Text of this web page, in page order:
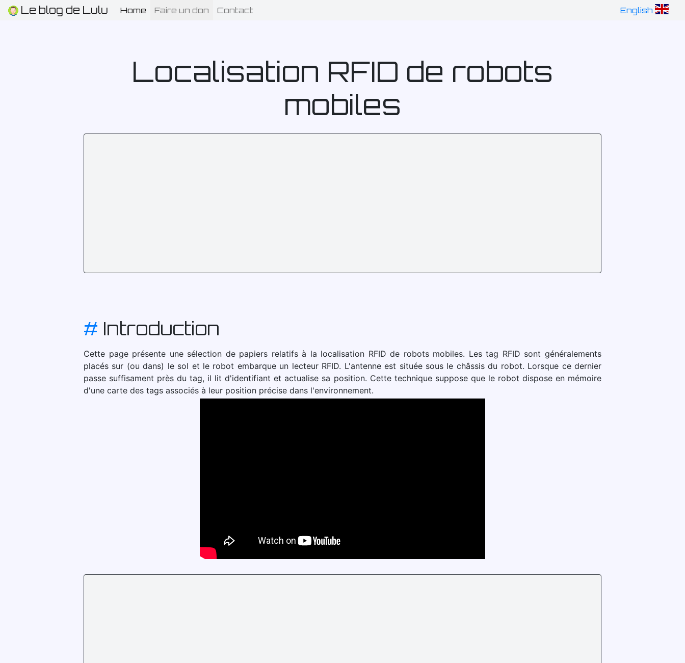
Le blog de Lulu Home (current)
Faire un don Contact English
Localisation RFID de robots
mobiles
# Introduction
Cette page présente une sélection de papiers relatifs à la localisation RFID de robots mobiles. Les tag RFID sont généralements
placés sur (ou dans) le sol et le robot embarque un lecteur RFID. L'antenne est située sous le châssis du robot. Lorsque ce dernier
passe suffisament près du tag, il lit d'identifiant et actualise sa position. Cette technique suppose que le robot dispose en mémoire
d'une carte des tags associés à leur position précise dans l'environnement.